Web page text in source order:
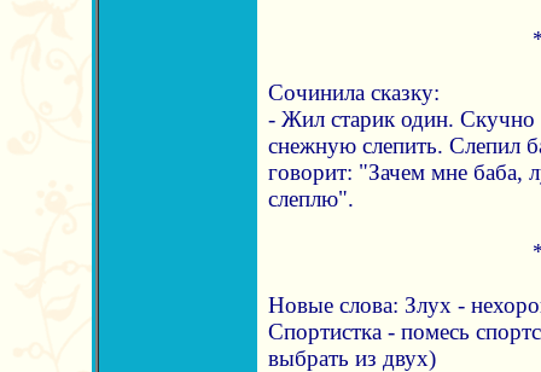
Сочинила сказку:
- Жил старик один. Скучно
снежную слепить. Слепил
говорит: "Зачем мне баба,
слеплю".
Новые слова: Злух -
Спортистка - помесь
выбрать из двух)